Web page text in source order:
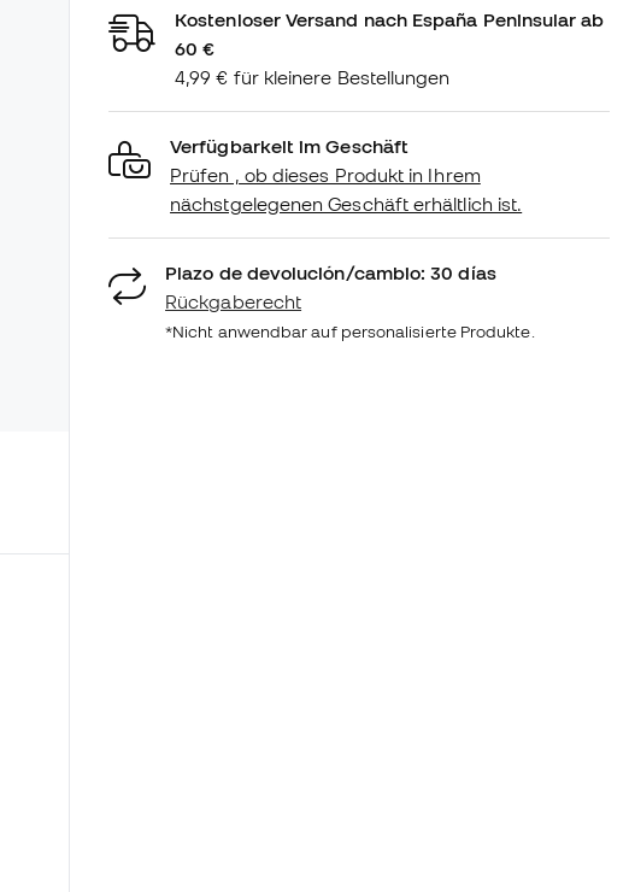
Kostenloser Versand nach España Peninsular ab
60 €
4,99 € für kleinere Bestellungen
Verfügbarkeit im Geschäft
Prüfen , ob dieses Produkt in Ihrem
nächstgelegenen Geschäft erhältlich ist.
Plazo de devolución/cambio: 30 días
Rückgaberecht
*Nicht anwendbar auf personalisierte Produkte.